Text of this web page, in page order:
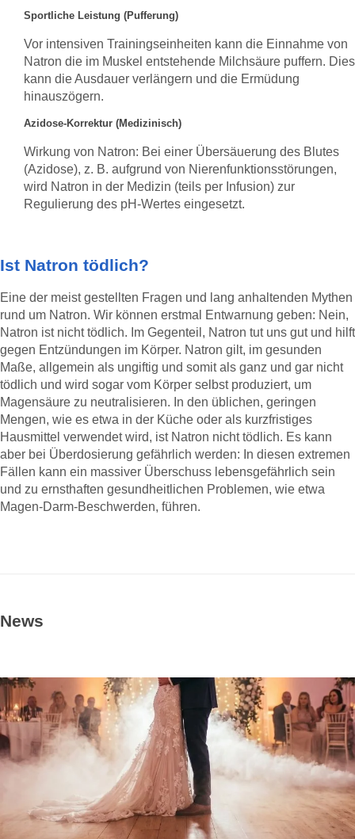
Sportliche Leistung (Pufferung)
Vor intensiven Trainingseinheiten kann die Einnahme von
Natron die im Muskel entstehende Milchsäure puffern. Dies
kann die Ausdauer verlängern und die Ermüdung
hinauszögern.
Azidose-Korrektur (Medizinisch)
Wirkung von Natron: Bei einer Übersäuerung des Blutes
(Azidose), z. B. aufgrund von Nierenfunktionsstörungen,
wird Natron in der Medizin (teils per Infusion) zur
Regulierung des pH-Wertes eingesetzt.
Ist Natron tödlich?
Eine der meist gestellten Fragen und lang anhaltenden Mythen
rund um Natron. Wir können erstmal Entwarnung geben: Nein,
Natron ist nicht tödlich. Im Gegenteil, Natron tut uns gut und hilft
gegen Entzündungen im Körper. Natron gilt, im gesunden
Maße, allgemein als ungiftig und somit als ganz und gar nicht
tödlich und wird sogar vom Körper selbst produziert, um
Magensäure zu neutralisieren. In den üblichen, geringen
Mengen, wie es etwa in der Küche oder als kurzfristiges
Hausmittel verwendet wird, ist Natron nicht tödlich. Es kann
aber bei Überdosierung gefährlich werden: In diesen extremen
Fällen kann ein massiver Überschuss lebensgefährlich sein
und zu ernsthaften gesundheitlichen Problemen, wie etwa
Magen-Darm-Beschwerden, führen.
News